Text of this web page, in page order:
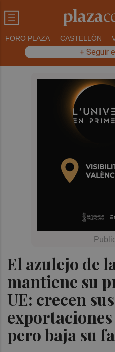
FORO PLAZA CASTELLÓN
+ Seguir
El azulejo de
mantiene su
UE: crecen sus
pero baja su